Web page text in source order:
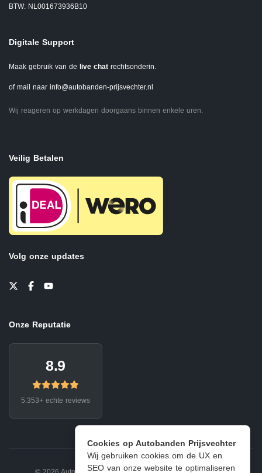
Cookies op Autobanden Prijsvechter
Wij gebruiken cookies om de UX en
SEO van onze website te optimaliseren
BTW: NL001673936B10
Digitale Support
Maak gebruik van de live chat rechtsonderin.
of mail naar info@autobanden-prijsvechter.nl
Wij reageren op werkdagen doorgaans binnen enkele uren.
Veilig Betalen
Volg onze updates
Onze Reputatie
8.9
5.353+ echte reviews